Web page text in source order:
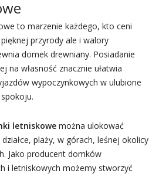
to marzenie każdego, kto ceni
przyrody ale i walory
domek drewniany. Posiadanie
na własność znacznie ułatwia
wypoczynkowych w ulubione
letniskowemożna ulokować
plaży, w górach, leśnej okolicy
Jako producent domków
i letniskowych możemy stworzyć